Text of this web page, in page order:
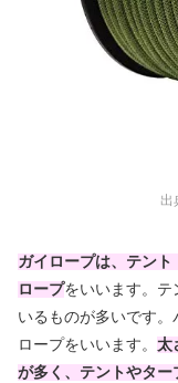
出
ガイロープは、テン
ロープをいいます。テ
いるものが多いです
ロープをいいます。 太
が多く、テントやタ